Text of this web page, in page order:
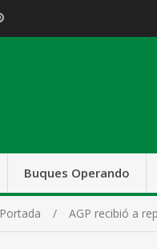
Buques Operando
Portada AGP recibió a